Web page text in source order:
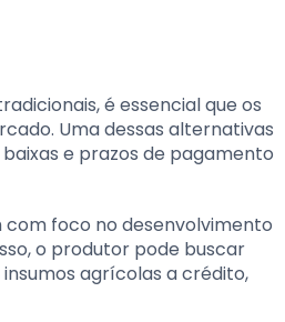
é essencial que os
Uma dessas alternativas
e prazos de pagamento
foco no desenvolvimento
o produtor pode buscar
agrícolas a crédito,